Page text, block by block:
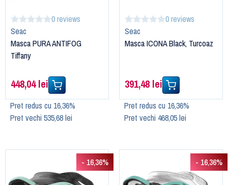
0 reviews
Seac
Masca PURA ANTIFOG
Tiffany
448,04 lei
Pret redus cu 16,36%
Pret vechi 535,68 lei
0 reviews
Seac
Masca ICONA Black, Turcoaz
391,48 lei
Pret redus cu 16,36%
Pret vechi 468,05 lei
- 16,36% - 16,36%